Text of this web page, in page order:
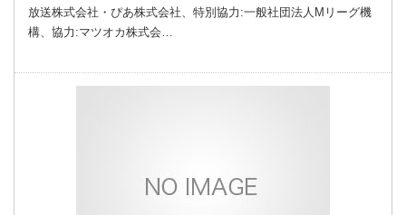
放送株式会社・ぴあ株式会社、特別協力:一般社団法人Mリーグ機
構、協力:マツオカ株式会…